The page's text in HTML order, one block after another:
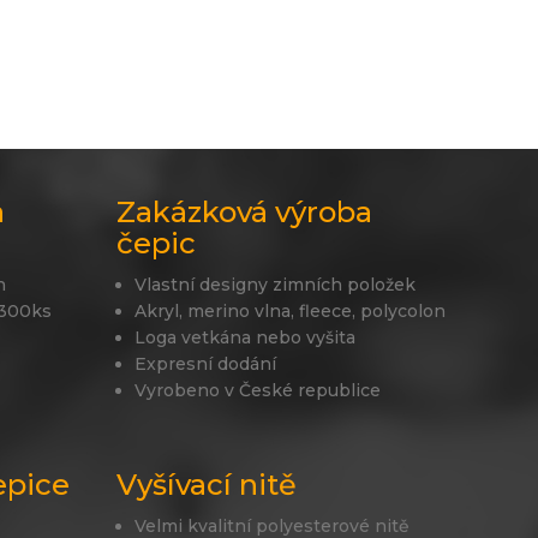
Zakázková výroba
čepic
Vlastní designy zimních položek
Akryl, merino vlna, fleece, polycolon
Loga vetkána nebo vyšita
Expresní dodání
Vyrobeno v České republice
Vyšívací nitě
Velmi kvalitní polyesterové nitě